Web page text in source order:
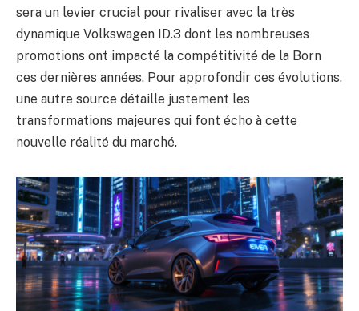
sera un levier crucial pour rivaliser avec la très
dynamique Volkswagen ID.3 dont les nombreuses
promotions ont impacté la compétitivité de la Born
ces dernières années. Pour approfondir ces évolutions,
une autre source détaille justement les
transformations majeures qui font écho à cette
nouvelle réalité du marché.